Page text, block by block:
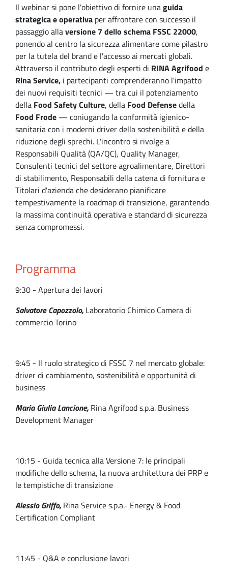
Il webinar si pone l'obiettivo di fornire unaguida
strategica e operativa per affrontare con successo il
passaggio allaversione 7 dello schema FSSC 22000,
ponendo al centro la sicurezza alimentare come pilastro
per la tutela del brand e l'accesso ai mercati globali.
Attraverso il contributo degli esperti di RINA Agrifood e
Rina Service, i partecipanti comprenderanno l'impatto
dei nuovi requisiti tecnici — tra cui il potenziamento
della Food Safety Culture, della Food Defensedella
Food Frode — coniugando la conformità igienico-
sanitaria con i moderni driver della sostenibilità e della
riduzione degli sprechi. L'incontro si rivolge a
Responsabili Qualità (QA/QC), Quality Manager,
Consulenti tecnici del settore agroalimentare, Direttori
di stabilimento, Responsabili della catena di fornitura e
Titolari d'azienda che desiderano pianificare
tempestivamente la roadmap di transizione, garantendo
la massima continuità operativa e standard di sicurezza
senza compromessi.
Programma
9:30 - Apertura dei lavori
Salvatore Capozzolo,Laboratorio Chimico Camera di
commercio Torino
9:45 - Il ruolo strategico di FSSC 7 nel mercato globale:
driver di cambiamento, sostenibilità e opportunità di
business
Maria Giulia Lancione,Rina Agrifood s.p.a. Business
Development Manager
10:15 - Guida tecnica alla Versione 7: le principali
modifiche dello schema, la nuova architettura dei PRP e
le tempistiche di transizione
Alessio Griffo,Rina Service s.p.a.- Energy & Food
Certification Compliant
11:45 - Q&A e conclusione lavori